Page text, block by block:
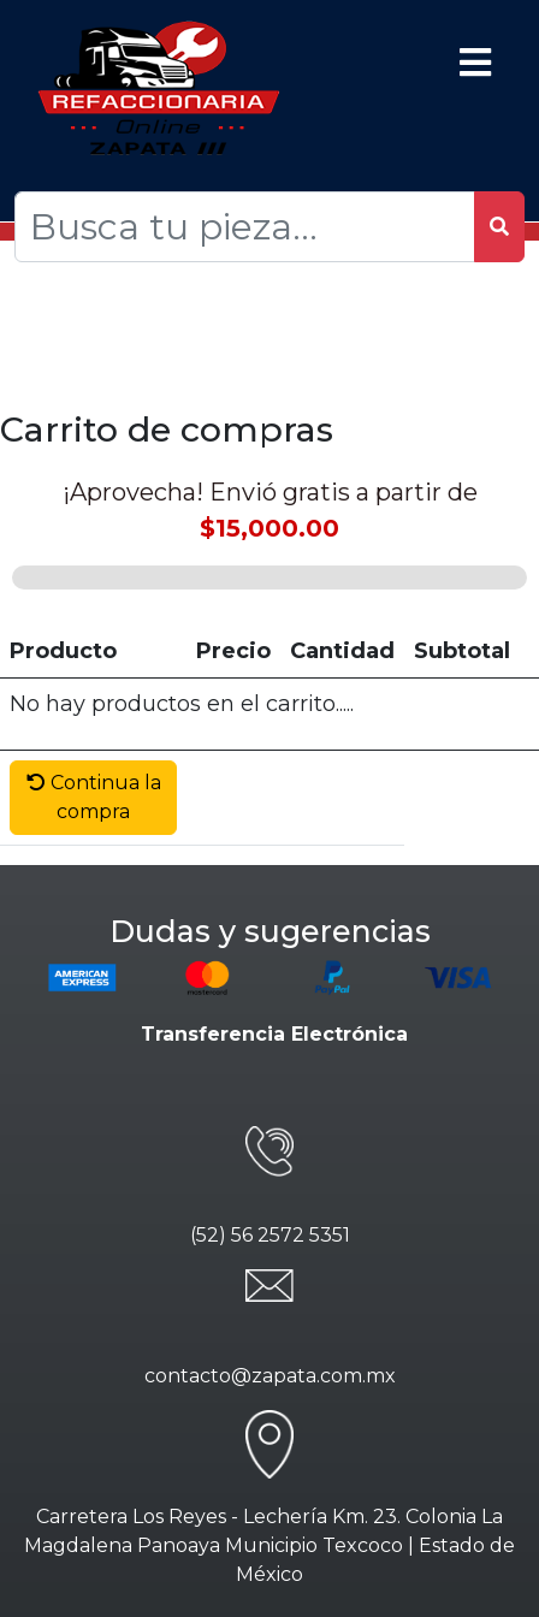
Carrito de compras
¡Aprovecha! Envió gratis a partir de
$15,000.00
Producto Precio Cantidad
Subtotal
No hay productos en el carrito.....
Continua la
compra
Dudas y sugerencias
Transferencia Electrónica
(52) 56 2572 5351
contacto@zapata.com.mx
Carretera Los Reyes - Lechería Km. 23. Colonia La
Magdalena Panoaya Municipio Texcoco | Estado de
México